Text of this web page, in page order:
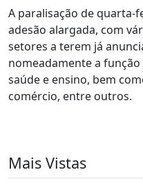
A paralisação de quarta-
adesão alargada, com
setores a terem já
nomeadamente a
saúde e ensino, bem
comércio, entre outros.
Mais Vistas